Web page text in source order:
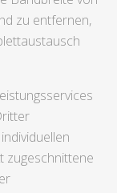
zu entfernen,
zugeschnittene